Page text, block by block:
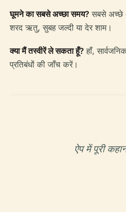
घूमने का सबसे अच्छा समय? सबसे अच्छे
शरद ऋतु, सुबह जल्दी या देर शाम।
क्या मैं तस्वीरें ले सकता हूँ? हाँ,
प्रतिबंधों की जाँच करें।
ऐप में पूरी